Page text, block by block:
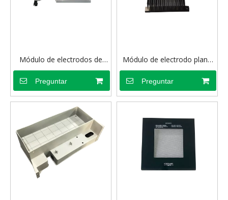
Módulo de electrodos de
red del purificador.
Preguntar
Módulo de electrodo plano
para purificador.
Preguntar